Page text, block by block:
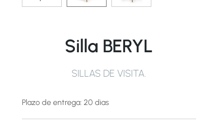
Silla BERYL
SILLAS DE VISITA.
Plazo de entrega: 20 dias